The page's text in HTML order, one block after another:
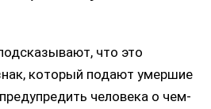
что это
который подают умершие
человека о чем-